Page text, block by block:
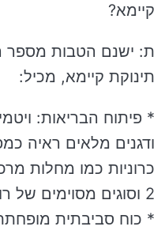
קיימא?
ת: ישנם הטבות מספר
תינוקת קיימא, מכיל:
* פיתוח הבריאות:
ודגנים מלאים ראיה
כרוניות כמו מחלות
2 וסוגים מסוימים של רוב סוגי הסרטן.
* כוח סביבתית